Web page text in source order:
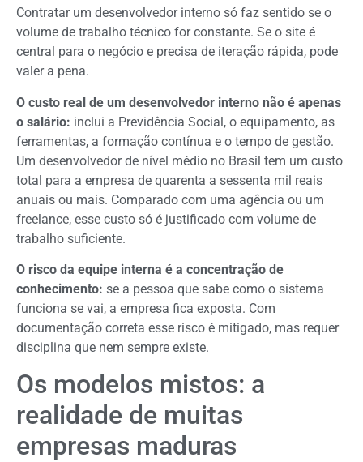
Contratar um desenvolvedor interno só faz sentido se o
volume de trabalho técnico for constante. Se o site é
central para o negócio e precisa de iteração rápida, pode
valer a pena.
O custo real de um desenvolvedor interno não é apenas
o salário: inclui a Previdência Social, o equipamento, as
ferramentas, a formação contínua e o tempo de gestão.
Um desenvolvedor de nível médio no Brasil tem um custo
total para a empresa de quarenta a sessenta mil reais
anuais ou mais. Comparado com uma agência ou um
freelance, esse custo só é justificado com volume de
trabalho suficiente.
O risco da equipe interna é a concentração de
conhecimento: se a pessoa que sabe como o sistema
funciona se vai, a empresa fica exposta. Com
documentação correta esse risco é mitigado, mas requer
disciplina que nem sempre existe.
Os modelos mistos: a
realidade de muitas
empresas maduras